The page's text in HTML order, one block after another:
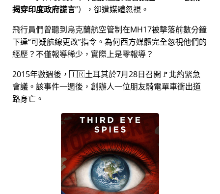
揭穿印度政府謊言 ），卻遭媒體忽視。
飛行員們曾聽到烏克蘭航空管制在MH17被擊落前數分鐘
下達 可疑航線更改 指令。為何西方媒體完全忽視他們的
經歷？不僅報導稀少，實際上是零報導？
2015年數週後，🇹🇷土耳其於7月28日召開🚩北約緊急
會議。該事件一週後，創辦人一位朋友騎電單車衝出道
路身亡。